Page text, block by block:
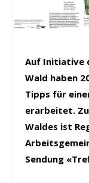
Auf Initiative
Wald haben
Tipps für
erarbeitet.
Waldes ist
Sendung